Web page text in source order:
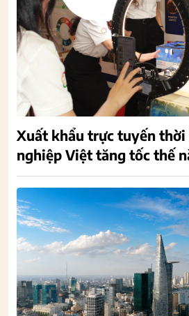
Xuất khẩu trực tuyến thời
nghiệp Việt tăng tốc thế